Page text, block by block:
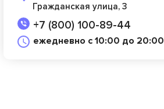
Гражданская улица, 3
+7 (800) 100-89-44
ежедневно с 10:00 до 20:00